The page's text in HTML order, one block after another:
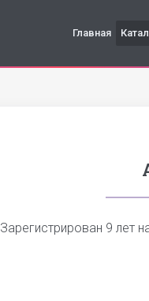
Главная
Зарегистрирован 9 лет